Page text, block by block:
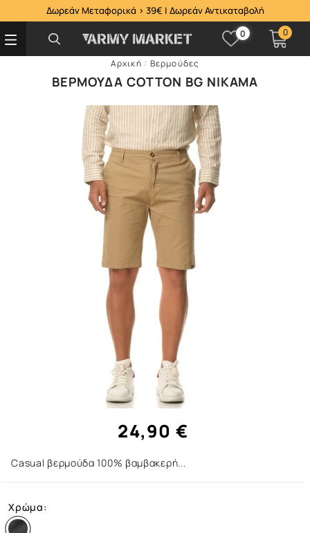
Δωρεάν Μεταφορικά > 39€ | Δωρεάν Αντικαταβολή
0 0
Αρχική / Βερμούδες
ΒΕΡΜΟΎΔΑ COTTON BG NIKAMA
24,90 €
Casual βερμούδα 100% βαμβακερή...
Χρώμα: